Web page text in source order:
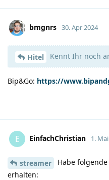
bmgnrs 30. Apr 2024
Hitel Kennt Ihr noch
Bip&Go: https://
E EinfachChristian 1.
streamer
Habe
erhalten: